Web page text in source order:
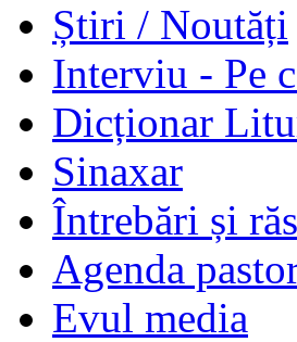
Știri / Noutăți
Interviu - Pe
Dicționar
Sinaxar
Întrebări și
Agenda
Evul media